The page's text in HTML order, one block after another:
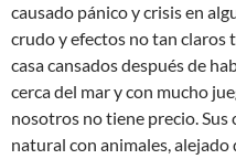
causado pánico y crisis en
crudo y efectos no tan claros
casa cansados después de
cerca del mar y con mucho
nosotros no tiene precio.
natural con animales,